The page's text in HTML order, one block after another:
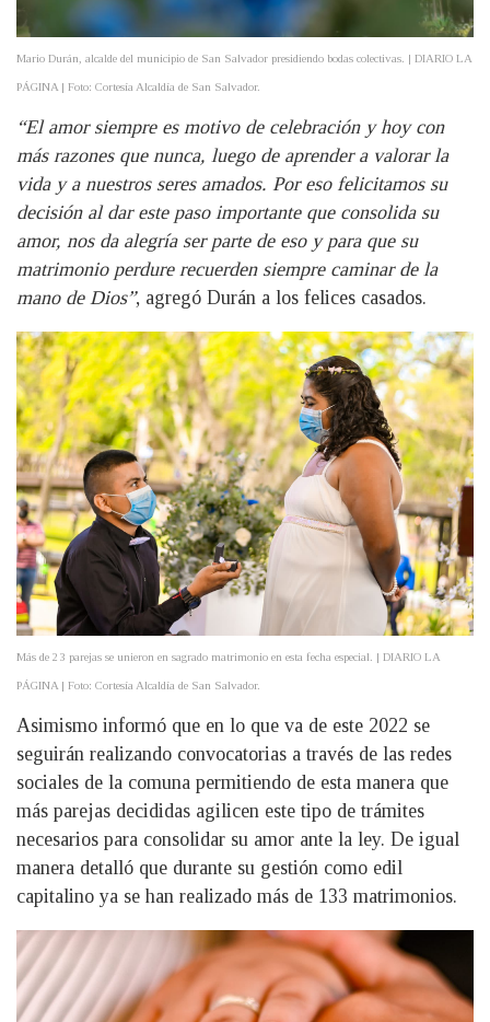
Mario Durán, alcalde del municipio de San Salvador presidiendo bodas colectivas. | DIARIO LA
PÁGINA | Foto: Cortesía Alcaldía de San Salvador.
“El amor siempre es motivo de celebración y hoy con
más razones que nunca, luego de aprender a valorar la
vida y a nuestros seres amados. Por eso felicitamos su
decisión al dar este paso importante que consolida su
amor, nos da alegría ser parte de eso y para que su
matrimonio perdure recuerden siempre caminar de la
mano de Dios”, agregó Durán a los felices casados.
Más de 23 parejas se unieron en sagrado matrimonio en esta fecha especial. | DIARIO LA
PÁGINA | Foto: Cortesía Alcaldía de San Salvador.
Asimismo informó que en lo que va de este 2022 se
seguirán realizando convocatorias a través de las redes
sociales de la comuna permitiendo de esta manera que
más parejas decididas agilicen este tipo de trámites
necesarios para consolidar su amor ante la ley. De igual
manera detalló que durante su gestión como edil
capitalino ya se han realizado más de 133 matrimonios.